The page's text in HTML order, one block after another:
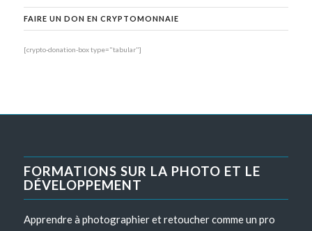
FAIRE UN DON EN CRYPTOMONNAIE
[crypto-donation-box type="tabular"]
FORMATIONS SUR LA PHOTO ET LE
DÉVELOPPEMENT
Apprendre à photographier et retoucher comme un pro